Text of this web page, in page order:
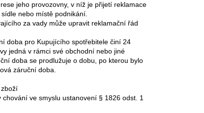
jeho provozovny, v níž je přijetí reklamace
nebo místě podnikání.
za vady může upravit reklamační řád
doba pro Kupujícího spotřebitele činí 24
jedná v rámci své obchodní nebo jiné
doba se prodlužuje o dobu, po kterou bylo
záruční doba.
ve smyslu ustanovení § 1826 odst. 1